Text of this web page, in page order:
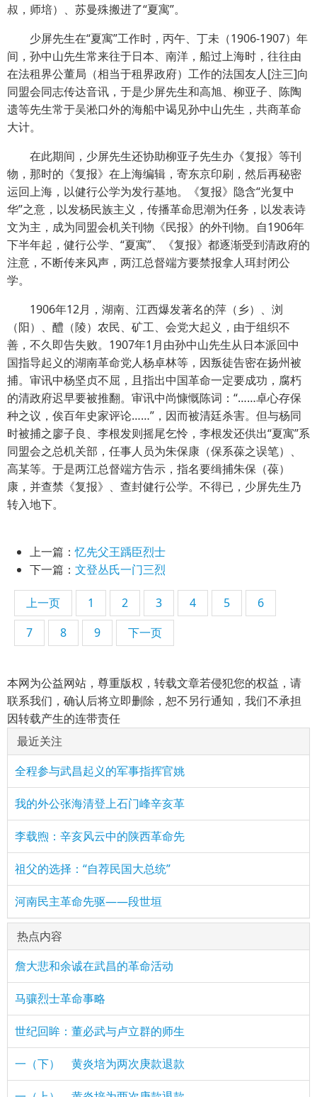
叔，师培）、苏曼殊搬进了“夏寓”。
少屏先生在“夏寓”工作时，丙午、丁未（1906-1907）年
间，孙中山先生常来往于日本、南洋，船过上海时，往往由
在法租界公董局（相当于租界政府）工作的法国友人[注三]向
同盟会同志传达音讯，于是少屏先生和高旭、柳亚子、陈陶
遗等先生常于吴淞口外的海船中谒见孙中山先生，共商革命
大计。
在此期间，少屏先生还协助柳亚子先生办《复报》等刊
物，那时的《复报》在上海编辑，寄东京印刷，然后再秘密
运回上海，以健行公学为发行基地。《复报》隐含“光复中
华”之意，以发杨民族主义，传播革命思潮为任务，以发表诗
文为主，成为同盟会机关刊物《民报》的外刊物。自1906年
下半年起，健行公学、“夏寓”、《复报》都逐渐受到清政府的
注意，不断传来风声，两江总督端方要禁报拿人珥封闭公
学。
1906年12月，湖南、江西爆发著名的萍（乡）、浏
（阳）、醴（陵）农民、矿工、会党大起义，由于组织不
善，不久即告失败。1907年1月由孙中山先生从日本派回中
国指导起义的湖南革命党人杨卓林等，因叛徒告密在扬州被
捕。审讯中杨坚贞不屈，且指出中国革命一定要成功，腐朽
的清政府迟早要被推翻。审讯中尚慷慨陈词：“……卓心存保
种之议，俟百年史家评论……”，因而被清廷杀害。但与杨同
时被捕之廖子良、李根发则摇尾乞怜，李根发还供出“夏寓”系
同盟会之总机关部，任事人员为朱保康（保系葆之误笔）、
高某等。于是两江总督端方告示，指名要缉捕朱保（葆）
康，并查禁《复报》、查封健行公学。不得已，少屏先生乃
转入地下。
上一篇：忆先父王踽臣烈士
下一篇： 文登丛氏一门三烈
上一页 1 2 3 4 5
6
7
8 9 下一页
本网为公益网站，尊重版权，转载文章若侵犯您的权益，请
联系我们，确认后将立即删除，恕不另行通知，我们不承担
因转载产生的连带责任
最近关注
全程参与武昌起义的军事指挥官姚
我的外公张海清登上石门峰辛亥革
李载煦：辛亥风云中的陕西革命先
祖父的选择：“自荐民国大总统”
河南民主革命先驱——段世垣
热点内容
詹大悲和余诚在武昌的革命活动
马骧烈士革命事略
世纪回眸：董必武与卢立群的师生
一（下） 黄炎培为两次庚款退款